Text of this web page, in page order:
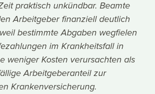
praktisch unkündbar. Beamte
Arbeitgeber finanziell deutlich
bestimmte Abgaben wegfielen
im Krankheitsfall in
weniger Kosten verursachten als
Arbeitgeberanteil zur
Krankenversicherung.